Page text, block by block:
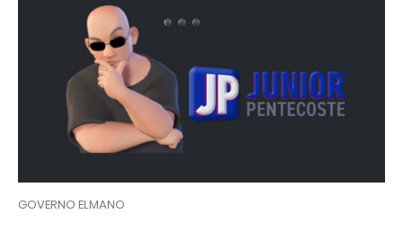
GOVERNO ELMANO